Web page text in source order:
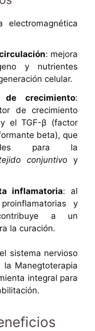
electromagnética
: mejora
y nutrientes
celular.
de crecimiento:
de crecimiento
el TGF-β (factor
beta), que
para la
conjuntivo y
inflamatoria: al
y
a un
la curación.
sistema nervioso
Manegtoterapia
integral para